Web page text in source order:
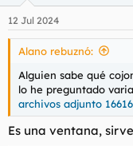
12 Jul 2024
Alano rebuznó:
Alguien sabe qué
lo he preguntado
archivos adjunto
Es una ventana,